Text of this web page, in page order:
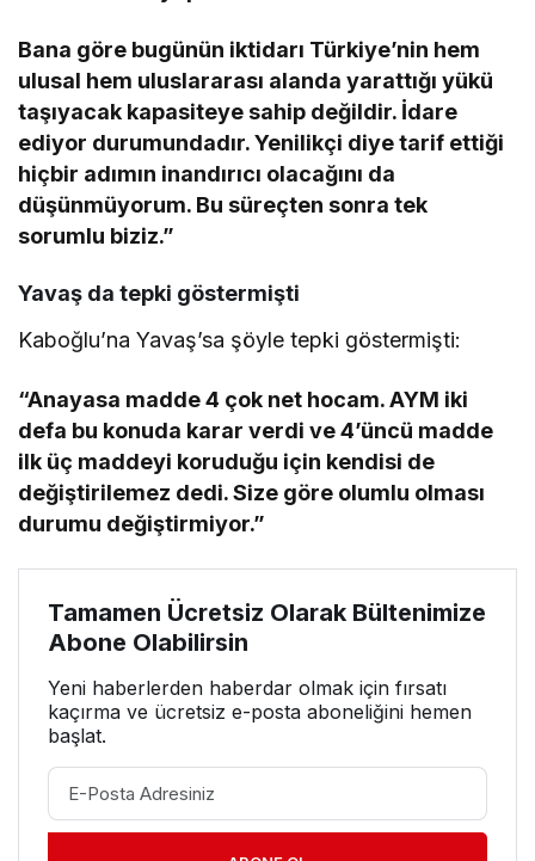
Bana göre bugünün iktidarı Türkiye’nin hem
ulusal hem uluslararası alanda yarattığı yükü
taşıyacak kapasiteye sahip değildir. İdare
ediyor durumundadır. Yenilikçi diye tarif ettiği
hiçbir adımın inandırıcı olacağını da
düşünmüyorum. Bu süreçten sonra tek
sorumlu biziz.”
Yavaş da tepki göstermişti
Kaboğlu’na Yavaş’sa şöyle tepki göstermişti:
“Anayasa madde 4 çok net hocam. AYM iki
defa bu konuda karar verdi ve 4’üncü madde
ilk üç maddeyi koruduğu için kendisi de
değiştirilemez dedi. Size göre olumlu olması
durumu değiştirmiyor.”
Tamamen Ücretsiz Olarak Bültenimize
Abone Olabilirsin
Yeni haberlerden haberdar olmak için fırsatı
kaçırma ve ücretsiz e-posta aboneliğini hemen
başlat.